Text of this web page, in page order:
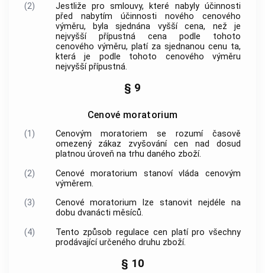
(2)
Jestliže pro smlouvy, které nabyly účinnosti
před nabytím účinnosti nového cenového
výměru, byla sjednána vyššícena, než je
nejvyšší přípustná cenapodle tohoto
cenového výměru, platí za sjednanou cenu ta,
která je podle tohoto cenového výměru
nejvyšší přípustná.
§ 9
Cenové moratorium
(1) Cenovým moratoriem se rozumí časově
omezený zákaz zvyšovánícen nad dosud
platnou úroveň na trhu daného zboží.
(2)
Cenové moratorium stanoví vláda cenovým
výměrem.
(3)
Cenové moratorium lze stanovit nejdéle na
dobu dvanácti měsíců.
(4)
Tento způsob regulace cen platí pro všechny
prodávajícíurčeného druhu zboží.
§ 10